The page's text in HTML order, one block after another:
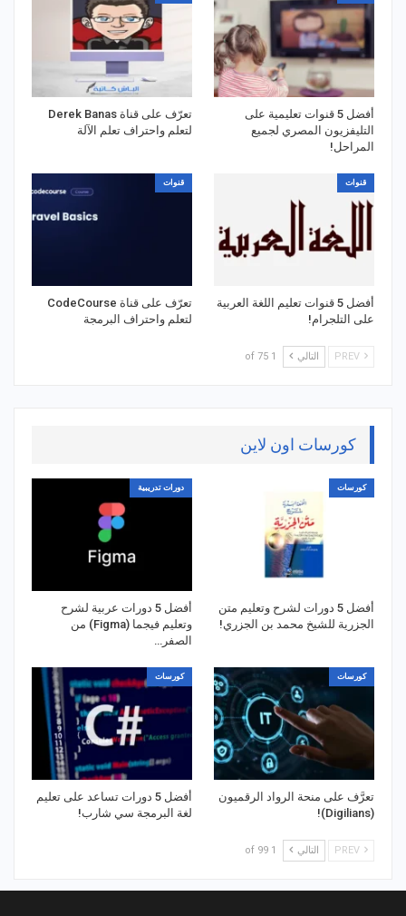
أفضل 5 قنوات تعليمية على
التليفزيون المصري لجميع
المراحل!
تعرّف على قناة Derek Banas
لتعلم واحتراف تعلم الآلة
قنوات
أفضل 5 قنوات تعليم اللغة العربية
على التلجرام!
قنوات
تعرّف على قناة CodeCourse
لتعلم واحتراف البرمجة
التالي 1 of 75
كورسات اون لاين
كورسات
أفضل 5 دورات لشرح وتعليم متن
الجزرية للشيخ محمد بن الجزري!
دورات تدريبية
أفضل 5 دورات عربية لشرح
وتعليم فيجما (Figma) من
الصفر…
كورسات
تعرَّف على منحة الرواد الرقميون
(Digilians)!
كورسات
أفضل 5 دورات تساعد على تعليم
لغة البرمجة سي شارب!
التالي 1 of 99